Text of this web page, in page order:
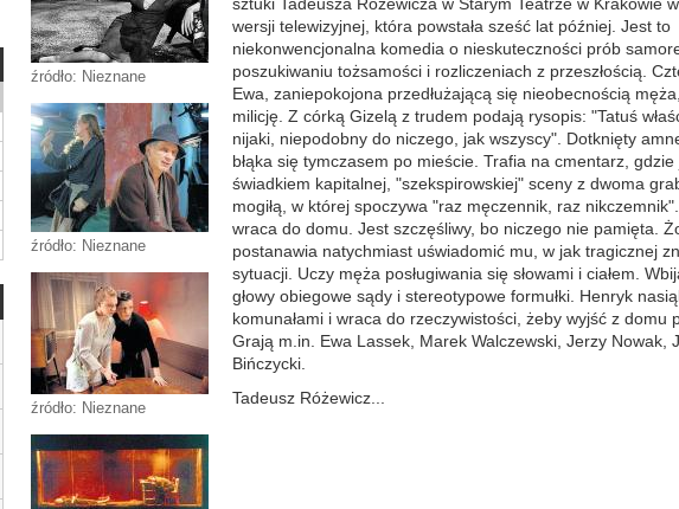
źródło: Nieznane
źródło: Nieznane
źródło: Nieznane
wersji telewizyjnej, która powstała sześć lat później. Jest to
niekonwencjonalna komedia o nieskuteczności prób
poszukiwaniu tożsamości i rozliczeniach z przeszłością.
Ewa, zaniepokojona przedłużającą się nieobecnością
milicję. Z córką Gizelą z trudem podają rysopis: "Tatuś
nijaki, niepodobny do niczego, jak wszyscy". Dotknięty
błąka się tymczasem po mieście. Trafia na cmentarz, gdzie
świadkiem kapitalnej, "szekspirowskiej" sceny z dwoma
mogiłą, w której spoczywa "raz męczennik, raz
wraca do domu. Jest szczęśliwy, bo niczego nie pamięta.
postanawia natychmiast uświadomić mu, w jak tragicznej
sytuacji. Uczy męża posługiwania się słowami i ciałem.
głowy obiegowe sądy i stereotypowe formułki. Henryk
komunałami i wraca do rzeczywistości, żeby wyjść z domu
Grają m.in. Ewa Lassek, Marek Walczewski, Jerzy Nowak,
Bińczycki.
Tadeusz Różewicz...